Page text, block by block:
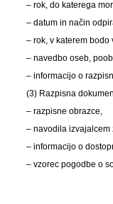
– rok, do katerega
– datum in način
– rok, v katerem
– navedbo oseb,
– informacijo o
(3) Razpisna
– razpisne obrazce,
– navodila
– informacijo o
– vzorec pogodbe o